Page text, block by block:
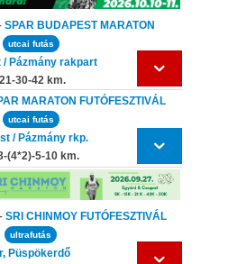
SPAR BUDAPEST MARATON
utcai futás
/ Pázmány rakpart
30-42 km.
MARATON FUTÓFESZTIVÁL
utcai futás
/ Pázmány rkp.
(4*2)-5-10 km.
SRI CHINMOY FUTÓFESZTIVÁL
ultrafutás
Püspökerdő